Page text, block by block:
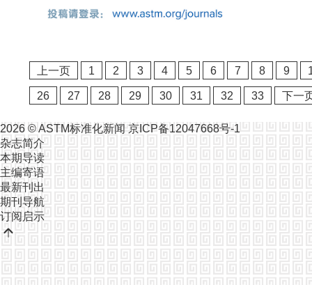
上一页 1 2 3 4 5 6 7 8 9
26 27 28 29 30 31 32 33 下一
2026 ©ASTM标准化新闻 京ICP备12047668号-1
杂志简介
本期导读
主编寄语
最新刊出
期刊导航
订阅启示